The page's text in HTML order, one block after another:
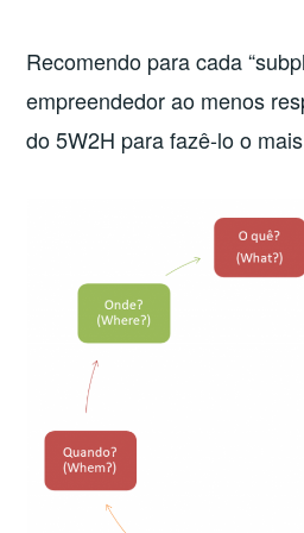
Recomendo para cada
empreendedor ao menos
do 5W2H para fazê-lo o